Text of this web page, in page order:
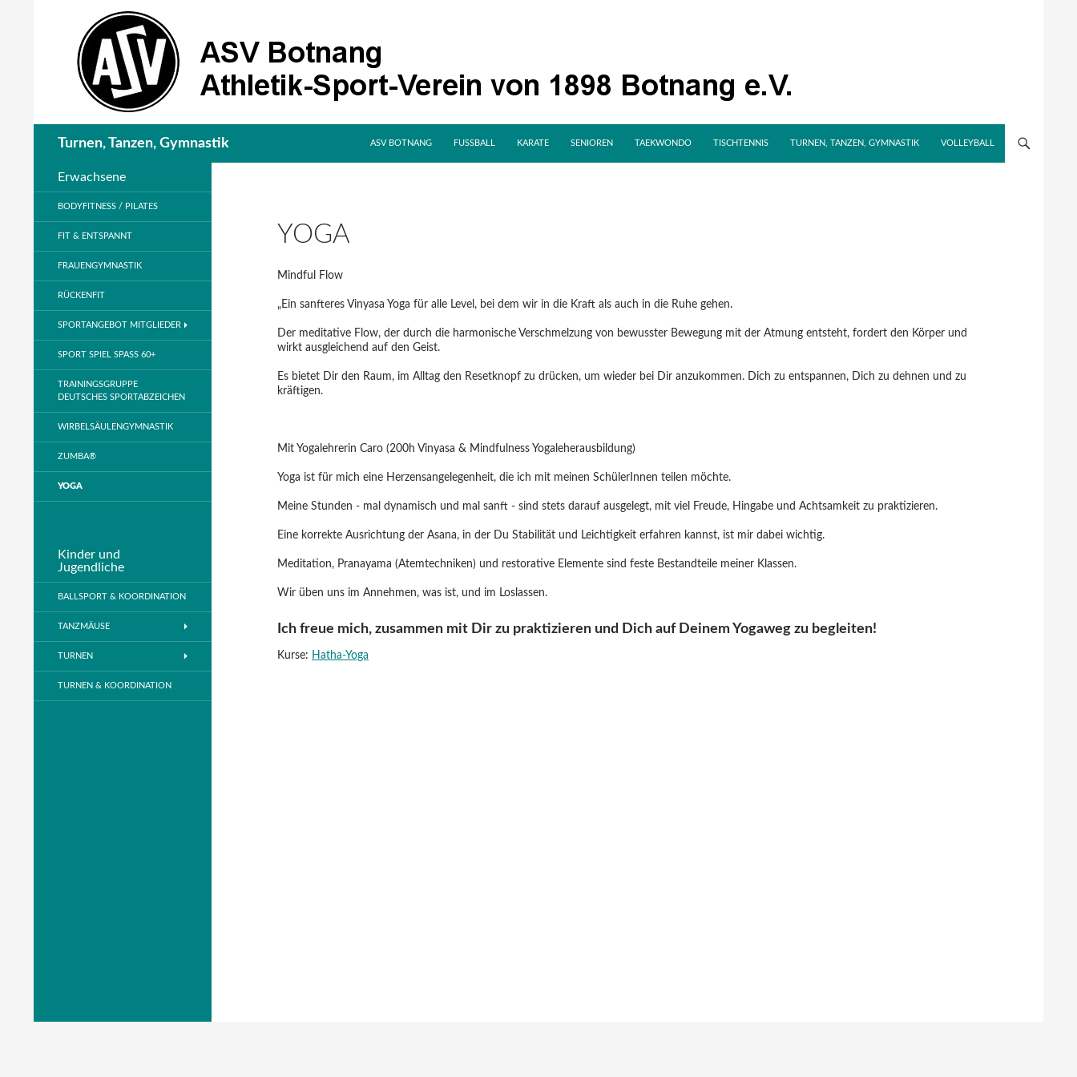
Turnen, Tanzen, Gymnastik
ASV BOTNANG
FUSSBALL KARATE SENIOREN TAEKWONDO TISCHTENNIS TURNEN, TANZEN, GYMNASTIK VOLLEYBALL
YOGA
Mindful Flow
„Ein sanfteres Vinyasa Yoga für alle Level, bei dem wir in die Kraft als auch in die Ruhe gehen.
Der meditative Flow, der durch die harmonische Verschmelzung von bewusster Bewegung mit der Atmung entsteht, fordert den Körper und
wirkt ausgleichend auf den Geist.
Es bietet Dir den Raum, im Alltag den Resetknopf zu drücken, um wieder bei Dir anzukommen. Dich zu entspannen, Dich zu dehnen und zu
kräftigen.
Mit Yogalehrerin Caro (200h Vinyasa & Mindfulness Yogaleherausbildung)
Yoga ist für mich eine Herzensangelegenheit, die ich mit meinen SchülerInnen teilen möchte.
Meine Stunden - mal dynamisch und mal sanft - sind stets darauf ausgelegt, mit viel Freude, Hingabe und Achtsamkeit zu praktizieren.
Eine korrekte Ausrichtung der Asana, in der Du Stabilität und Leichtigkeit erfahren kannst, ist mir dabei wichtig.
Meditation, Pranayama (Atemtechniken) und restorative Elemente sind feste Bestandteile meiner Klassen.
Wir üben uns im Annehmen, was ist, und im Loslassen.
Ich freue mich, zusammen mit Dir zu praktizieren und Dich auf Deinem Yogaweg zu begleiten!
Kurse: Hatha-Yoga
Erwachsene
BODYFITNESS / PILATES
FIT & ENTSPANNT
FRAUENGYMNASTIK
RÜCKENFIT
SPORTANGEBOT MITGLIEDER
SPORT SPIEL SPASS 60+
TRAININGSGRUPPE
DEUTSCHES SPORTABZEICHEN
WIRBELSÄULENGYMNASTIK
ZUMBA®
YOGA
Kinder und
Jugendliche
BALLSPORT & KOORDINATION
TANZMÄUSE
TURNEN
TURNEN & KOORDINATION